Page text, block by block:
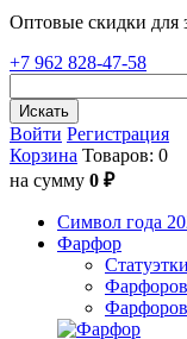
Оптовые скидки для
+7 962 828-47-58
Искать
Войти Регистрация
Корзина Товаров: 0
на сумму 0 ₽
Символ года
Фарфор